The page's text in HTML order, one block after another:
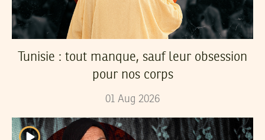
Tunisie : tout manque, sauf leur obsession
pour nos corps
01 Aug 2026